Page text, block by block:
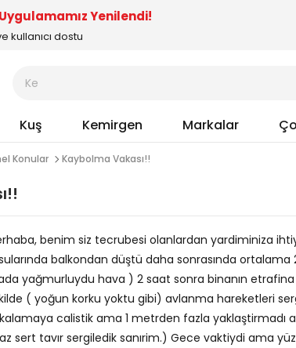
Yenilendi!
kullanıcı dostu
Kuş Kemirgen Markalar
Konular Kaybolma Vakası!!
benim siz tecrubesi olanlardan yardiminiza
balkondan düştü daha sonrasında
yağmurluydu hava ) 2 saat sonra binanın
( yoğun korku yoktu gibi) avlanma hareketleri
calistik ama 1 metrden fazla yaklaştirmadı
sert tavır sergiledik sanırim.) Gece vaktiydi ama